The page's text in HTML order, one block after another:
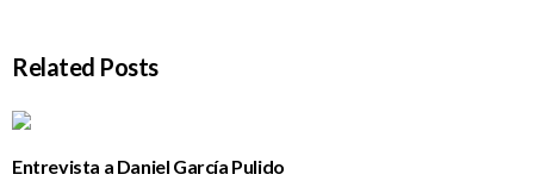
Related Posts
Entrevista a Daniel García Pulido